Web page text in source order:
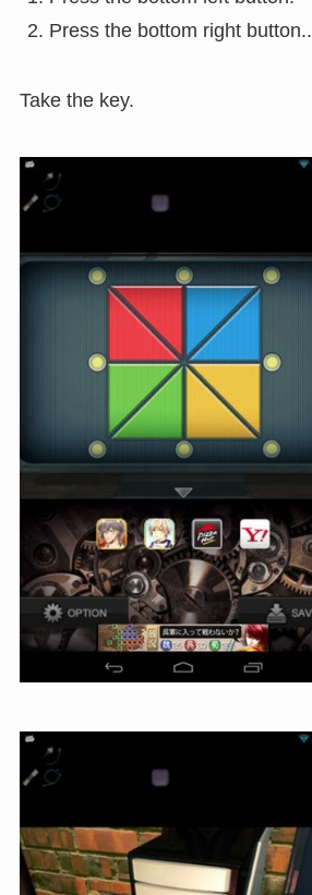
Press the bottom right button..
Take the key.